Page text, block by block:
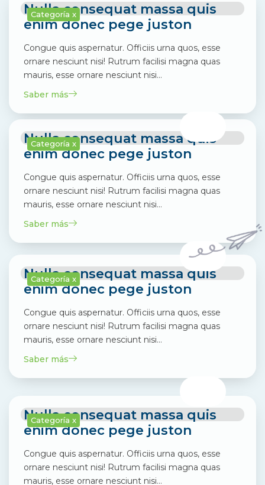
Categoría x
Nulla consequat massa quis
enim donec pege juston
Congue quis aspernatur. Officiis urna quos, esse
ornare nesciunt nisi! Rutrum facilisi magna quas
mauris, esse ornare nesciunt nisi…
Saber más
Categoría x
Nulla consequat massa quis
enim donec pege juston
Congue quis aspernatur. Officiis urna quos, esse
ornare nesciunt nisi! Rutrum facilisi magna quas
mauris, esse ornare nesciunt nisi…
Saber más
Categoría x
Nulla consequat massa quis
enim donec pege juston
Congue quis aspernatur. Officiis urna quos, esse
ornare nesciunt nisi! Rutrum facilisi magna quas
mauris, esse ornare nesciunt nisi…
Saber más
Categoría x
Nulla consequat massa quis
enim donec pege juston
Congue quis aspernatur. Officiis urna quos, esse
ornare nesciunt nisi! Rutrum facilisi magna quas
mauris, esse ornare nesciunt nisi…